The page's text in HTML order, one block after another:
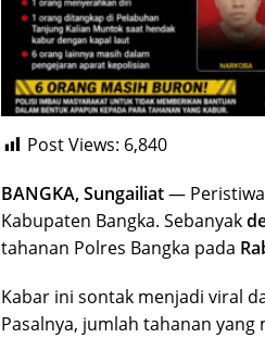
Post Views: 6,840
BANGKA, Sungailiat—
Kabupaten Bangka. Sebanyak
tahanan Polres Bangka pada
Kabar ini sontak menjadi viral
Pasalnya, jumlah tahanan